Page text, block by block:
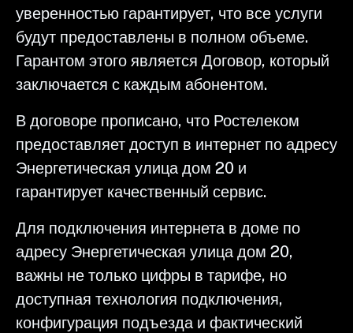
уверенностью гарантирует, что все услуги
будут предоставлены в полном объеме.
Гарантом этого является Договор, который
заключается с каждым абонентом.
В договоре прописано, что Ростелеком
предоставляет доступ в интернет по адресу
Энергетическая улица дом 20 и
гарантирует качественный сервис.
Для подключения интернета в доме по
адресу Энергетическая улица дом 20,
важны не только цифры в тарифе, но
доступная технология подключения,
конфигурация подъезда и фактический